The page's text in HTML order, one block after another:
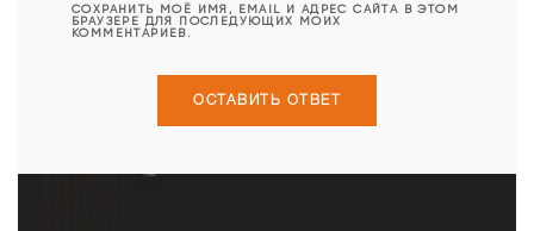
СОХРАНИТЬ МОЁ ИМЯ, EMAIL И АДРЕС САЙТА В ЭТОМ
БРАУЗЕРЕ ДЛЯ ПОСЛЕДУЮЩИХ МОИХ
КОММЕНТАРИЕВ.